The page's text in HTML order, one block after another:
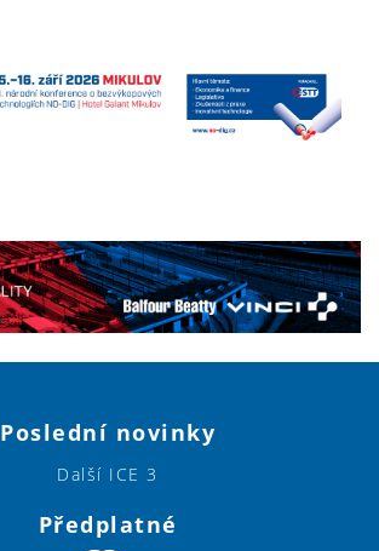
Poslední novinky
Další ICE 3
Předplatné